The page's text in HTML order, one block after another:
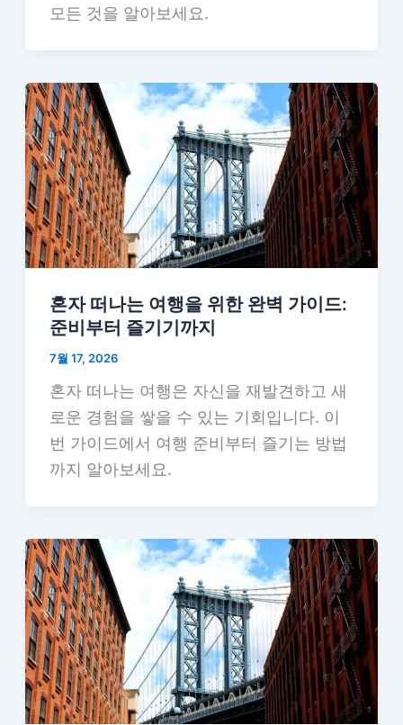
모든 것을 알아보세요.
혼자 떠나는 여행을 위한 완벽 가이드:
준비부터 즐기기까지
7월 17, 2026
혼자 떠나는 여행은 자신을 재발견하고 새
로운 경험을 쌓을 수 있는 기회입니다. 이
번 가이드에서 여행 준비부터 즐기는 방법
까지 알아보세요.